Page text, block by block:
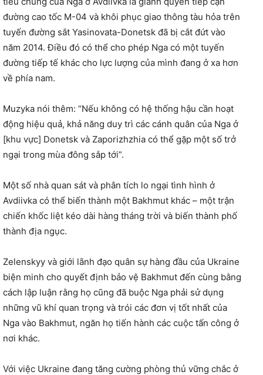
đường cao tốc M-04 và khôi phục giao thông tàu hỏa trên
tuyến đường sắt Yasinovata-Donetsk đã bị cắt đứt vào
năm 2014. Điều đó có thể cho phép Nga có một tuyến
đường tiếp tế khác cho lực lượng của mình đang ở xa hơn
về phía nam.
Muzyka nói thêm: “Nếu không có hệ thống hậu cần hoạt
động hiệu quả, khả năng duy trì các cánh quân của Nga ở
[khu vực] Donetsk và Zaporizhzhia có thể gặp một số trở
ngại trong mùa đông sắp tới”.
Một số nhà quan sát và phân tích lo ngại tình hình ở
Avdiivka có thể biến thành một Bakhmut khác – một trận
chiến khốc liệt kéo dài hàng tháng trời và biến thành phố
thành địa ngục.
Zelenskyy và giới lãnh đạo quân sự hàng đầu của Ukraine
biện minh cho quyết định bảo vệ Bakhmut đến cùng bằng
cách lập luận rằng họ cũng đã buộc Nga phải sử dụng
những vũ khí quan trọng và trói các đơn vị tốt nhất của
Nga vào Bakhmut, ngăn họ tiến hành các cuộc tấn công ở
nơi khác.
Với việc Ukraine đang tăng cường phòng thủ vững chắc ở